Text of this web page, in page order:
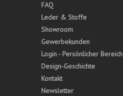
FAQ
Leder & Stoffe
Showroom
Gewerbekunden
Login - Persönlicher Bereich
Design-Geschichte
Kontakt
Newsletter